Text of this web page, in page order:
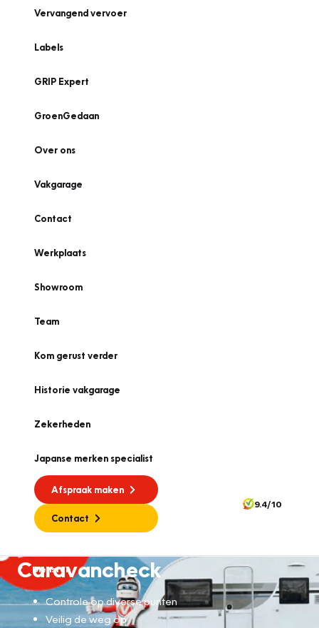
Vervangend vervoer
Labels
GRIP Expert
GroenGedaan
Over ons
Vakgarage
Contact
Werkplaats
Showroom
Team
Kom gerust verder
Historie vakgarage
Zekerheden
Japanse merken specialist
Afspraak maken
Contact
9.4/10
Diensten
Caravancheck
Controle op diverse punten
Veilig de weg op